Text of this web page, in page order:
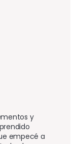
y
empecé a